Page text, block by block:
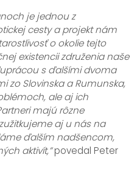
je jednou z
cesty a projekt nám
o okolie tejto
existencii združenia naše
s ďalšími dvoma
zo Slovinska a Rumunska,
ale aj ich
majú rôzne
aj u nás na
ďalším nadšencom,
aktivít,”povedal Peter